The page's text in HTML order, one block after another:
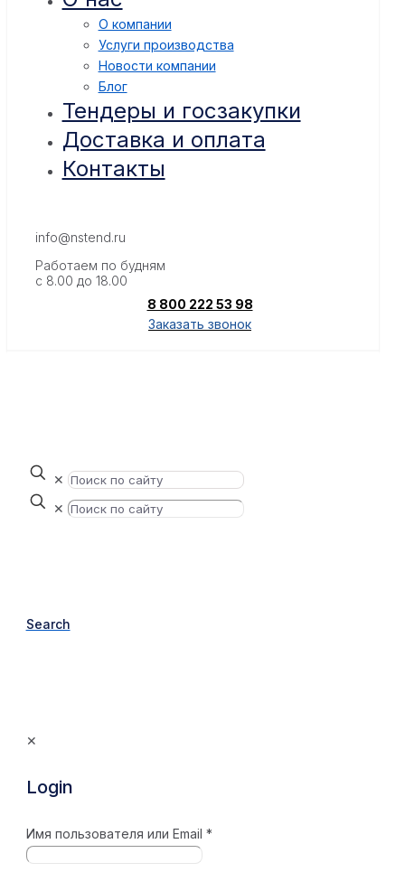
О компании
Услуги производства
Новости компании
Блог
Тендеры и госзакупки
Доставка и оплата
Контакты
info@nstend.ru
Работаем по будням
с 8.00 до 18.00
8 800 222 53 98
Заказать звонок
✕
✕
Search
✕
Login
Имя пользователя или Email *